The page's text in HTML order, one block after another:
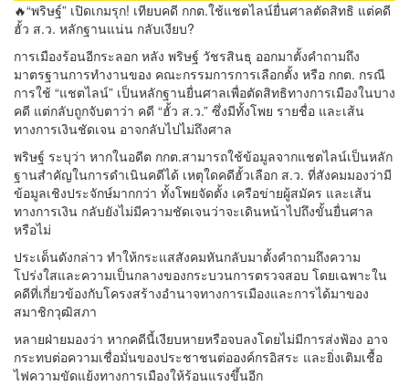
🔥“พริษฐ์” เปิดเกมรุก! เทียบคดี กกต.ใช้แชตไลน์ยื่นศาลตัดสิทธิ แต่คดี
ฮั้ว ส.ว. หลักฐานแน่น กลับเงียบ?
การเมืองร้อนอีกระลอก หลัง พริษฐ์ วัชรสินธุ ออกมาตั้งคำถามถึง
มาตรฐานการทำงานของ คณะกรรมการการเลือกตั้ง หรือ กกต. กรณี
การใช้ “แชตไลน์” เป็นหลักฐานยื่นศาลเพื่อตัดสิทธิทางการเมืองในบาง
คดี แต่กลับถูกจับตาว่า คดี “ฮั้ว ส.ว.” ซึ่งมีทั้งโพย รายชื่อ และเส้น
ทางการเงินชัดเจน อาจกลับไปไม่ถึงศาล
พริษฐ์ ระบุว่า หากในอดีต กกต.สามารถใช้ข้อมูลจากแชตไลน์เป็นหลัก
ฐานสำคัญในการดำเนินคดีได้ เหตุใดคดีฮั้วเลือก ส.ว. ที่สังคมมองว่ามี
ข้อมูลเชิงประจักษ์มากกว่า ทั้งโพยจัดตั้ง เครือข่ายผู้สมัคร และเส้น
ทางการเงิน กลับยังไม่มีความชัดเจนว่าจะเดินหน้าไปถึงขั้นยื่นศาล
หรือไม่
ประเด็นดังกล่าว ทำให้กระแสสังคมหันกลับมาตั้งคำถามถึงความ
โปร่งใสและความเป็นกลางของกระบวนการตรวจสอบ โดยเฉพาะใน
คดีที่เกี่ยวข้องกับโครงสร้างอำนาจทางการเมืองและการได้มาของ
สมาชิกวุฒิสภา
หลายฝ่ายมองว่า หากคดีนี้เงียบหายหรือจบลงโดยไม่มีการส่งฟ้อง อาจ
กระทบต่อความเชื่อมั่นของประชาชนต่อองค์กรอิสระ และยิ่งเติมเชื้อ
ไฟความขัดแย้งทางการเมืองให้ร้อนแรงขึ้นอีก